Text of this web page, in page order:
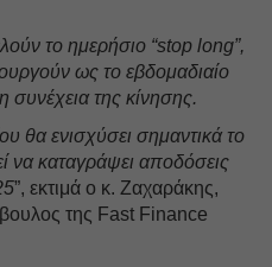
το ημερήσιο “stop long”,
ως το εβδομαδιαίο
συνέχεια της κίνησης.
θα ενισχύσει σημαντικά το
να καταγράψει αποδόσεις
”, εκτιμά ο κ. Ζαχαράκης,
της Fast Finance